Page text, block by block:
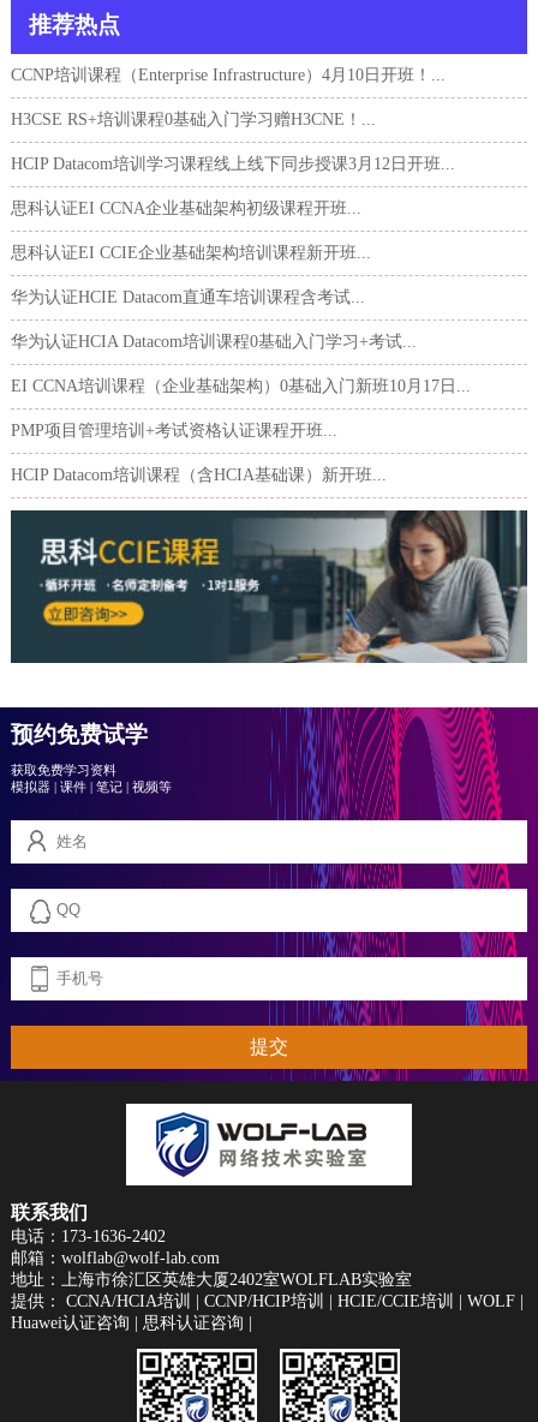
推荐热点
CCNP培训课程（Enterprise Infrastructure）4月10日开班！...
H3CSE RS+培训课程0基础入门学习赠H3CNE！...
HCIP Datacom培训学习课程线上线下同步授课3月12日开班...
思科认证EI CCNA企业基础架构初级课程开班...
思科认证EI CCIE企业基础架构培训课程新开班...
华为认证HCIE Datacom直通车培训课程含考试...
华为认证HCIA Datacom培训课程0基础入门学习+考试...
EI CCNA培训课程（企业基础架构）0基础入门新班10月17日...
PMP项目管理培训+考试资格认证课程开班...
HCIP Datacom培训课程（含HCIA基础课）新开班...
预约免费试学
获取免费学习资料
模拟器| 课件| 笔记| 视频等
提交
联系我们
电话：173-1636-2402
邮箱：wolflab@wolf-lab.com
地址：上海市徐汇区英雄大厦2402室WOLFLAB实验室
提供： CCNA/HCIA培训 CCNP/HCIP培训 HCIE/CCIE培训 WOLF|
Huawei认证咨询
思科认证咨询